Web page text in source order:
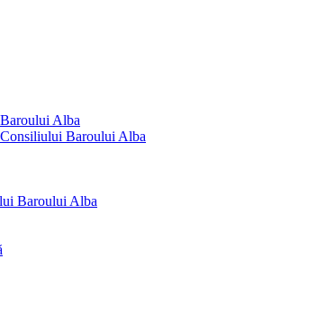
Alba
Baroului Alba
Baroului Alba